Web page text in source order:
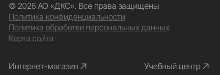
© 2026 АО «ДКС». Все права защищены
Политика конфиденциальности
Политика обработки персональных данных
Карта сайта
Интернет-магазин Учебный центр